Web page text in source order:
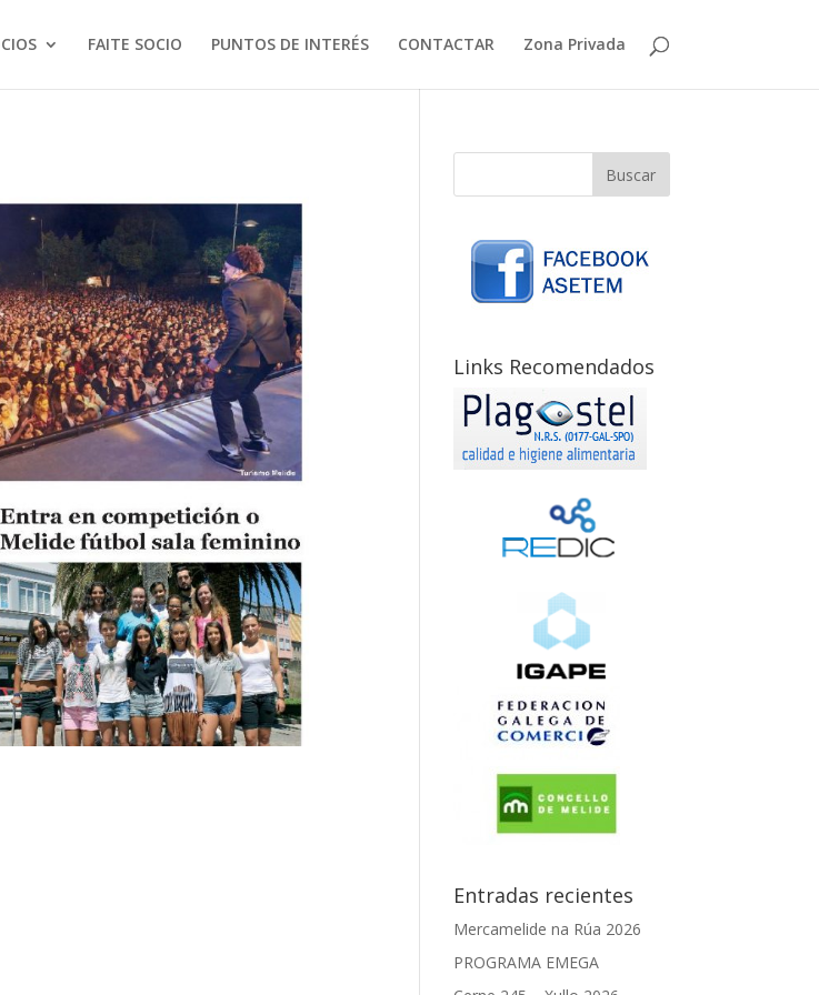
FAITE SOCIO PUNTOS DE INTERÉS CONTACTAR Zona Privada
Links Recomendados
Entradas recientes
Mercamelide na Rúa 2026
PROGRAMA EMEGA